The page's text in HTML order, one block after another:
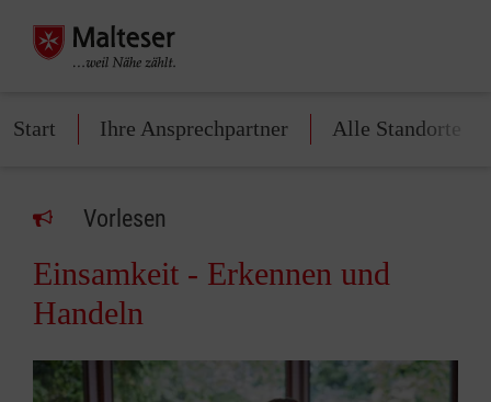
Start Ihre Ansprechpartner Alle Standorte
Vorlesen
Einsamkeit - Erkennen und
Handeln